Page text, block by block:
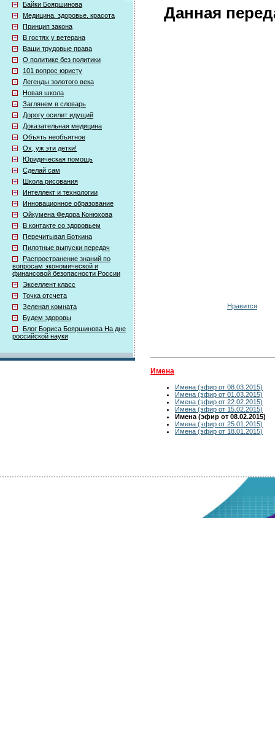
Байки Бояршинова
Медицина. здоровье. красота
Принцип закона
В гостях у ветерана
Ваши трудовые права
О политике без политики
101 вопрос юристу
Легенды золотого века
Новая школа
Заглянем в словарь
Дорогу осилит идущий
Доказательная медицина
Объять необъятное
Ох, уж эти детки!
Юридическая помощь
Сделай сам
Школа рисования
Интеллект и технологии
Инновационное образование
Ойкумена Федора Конюхова
В контакте со здоровьем
Перечитывая Боткина
Пилотные выпуски передач
Распространение знаний по
вопросам экономической и
финансовой безопасности России
Экселлент класс
Точка отсчета
Зеленая комната
Будем здоровы
Блог Бориса Бояршинова На дне
российской науки
Данная
Нравится
Имена
Имена (эфир от 08.03.2015)
Имена (эфир от 01.03.2015)
Имена (эфир от 22.02.2015)
Имена (эфир от 15.02.2015)
Имена (эфир от 08.02.2015)
Имена (эфир от 25.01.2015)
Имена (эфир от 18.01.2015)